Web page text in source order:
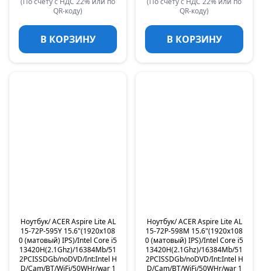
QR-коду)
В КОРЗИНУ
QR-коду)
В КОРЗИНУ
Ноутбук/ ACER Aspire Lite AL
15-72P-595Y 15.6"(1920x108
0 (матовый) IPS)/Intel Core i5
13420H(2.1Ghz)/16384Mb/51
2PCISSDGb/noDVD/Int:Intel H
D/Cam/BT/WiFi/50WHr/war 1
Ноутбук/ ACER Aspire Lite AL
15-72P-598M 15.6"(1920x108
0 (матовый) IPS)/Intel Core i5
13420H(2.1Ghz)/16384Mb/51
2PCISSDGb/noDVD/Int:Intel H
D/Cam/BT/WiFi/50WHr/war 1